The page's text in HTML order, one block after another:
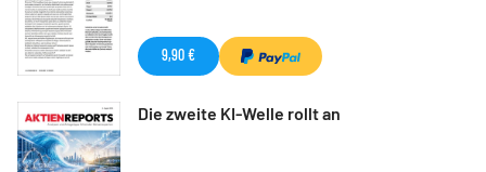
9,90 €
Die zweite KI-Welle rollt an